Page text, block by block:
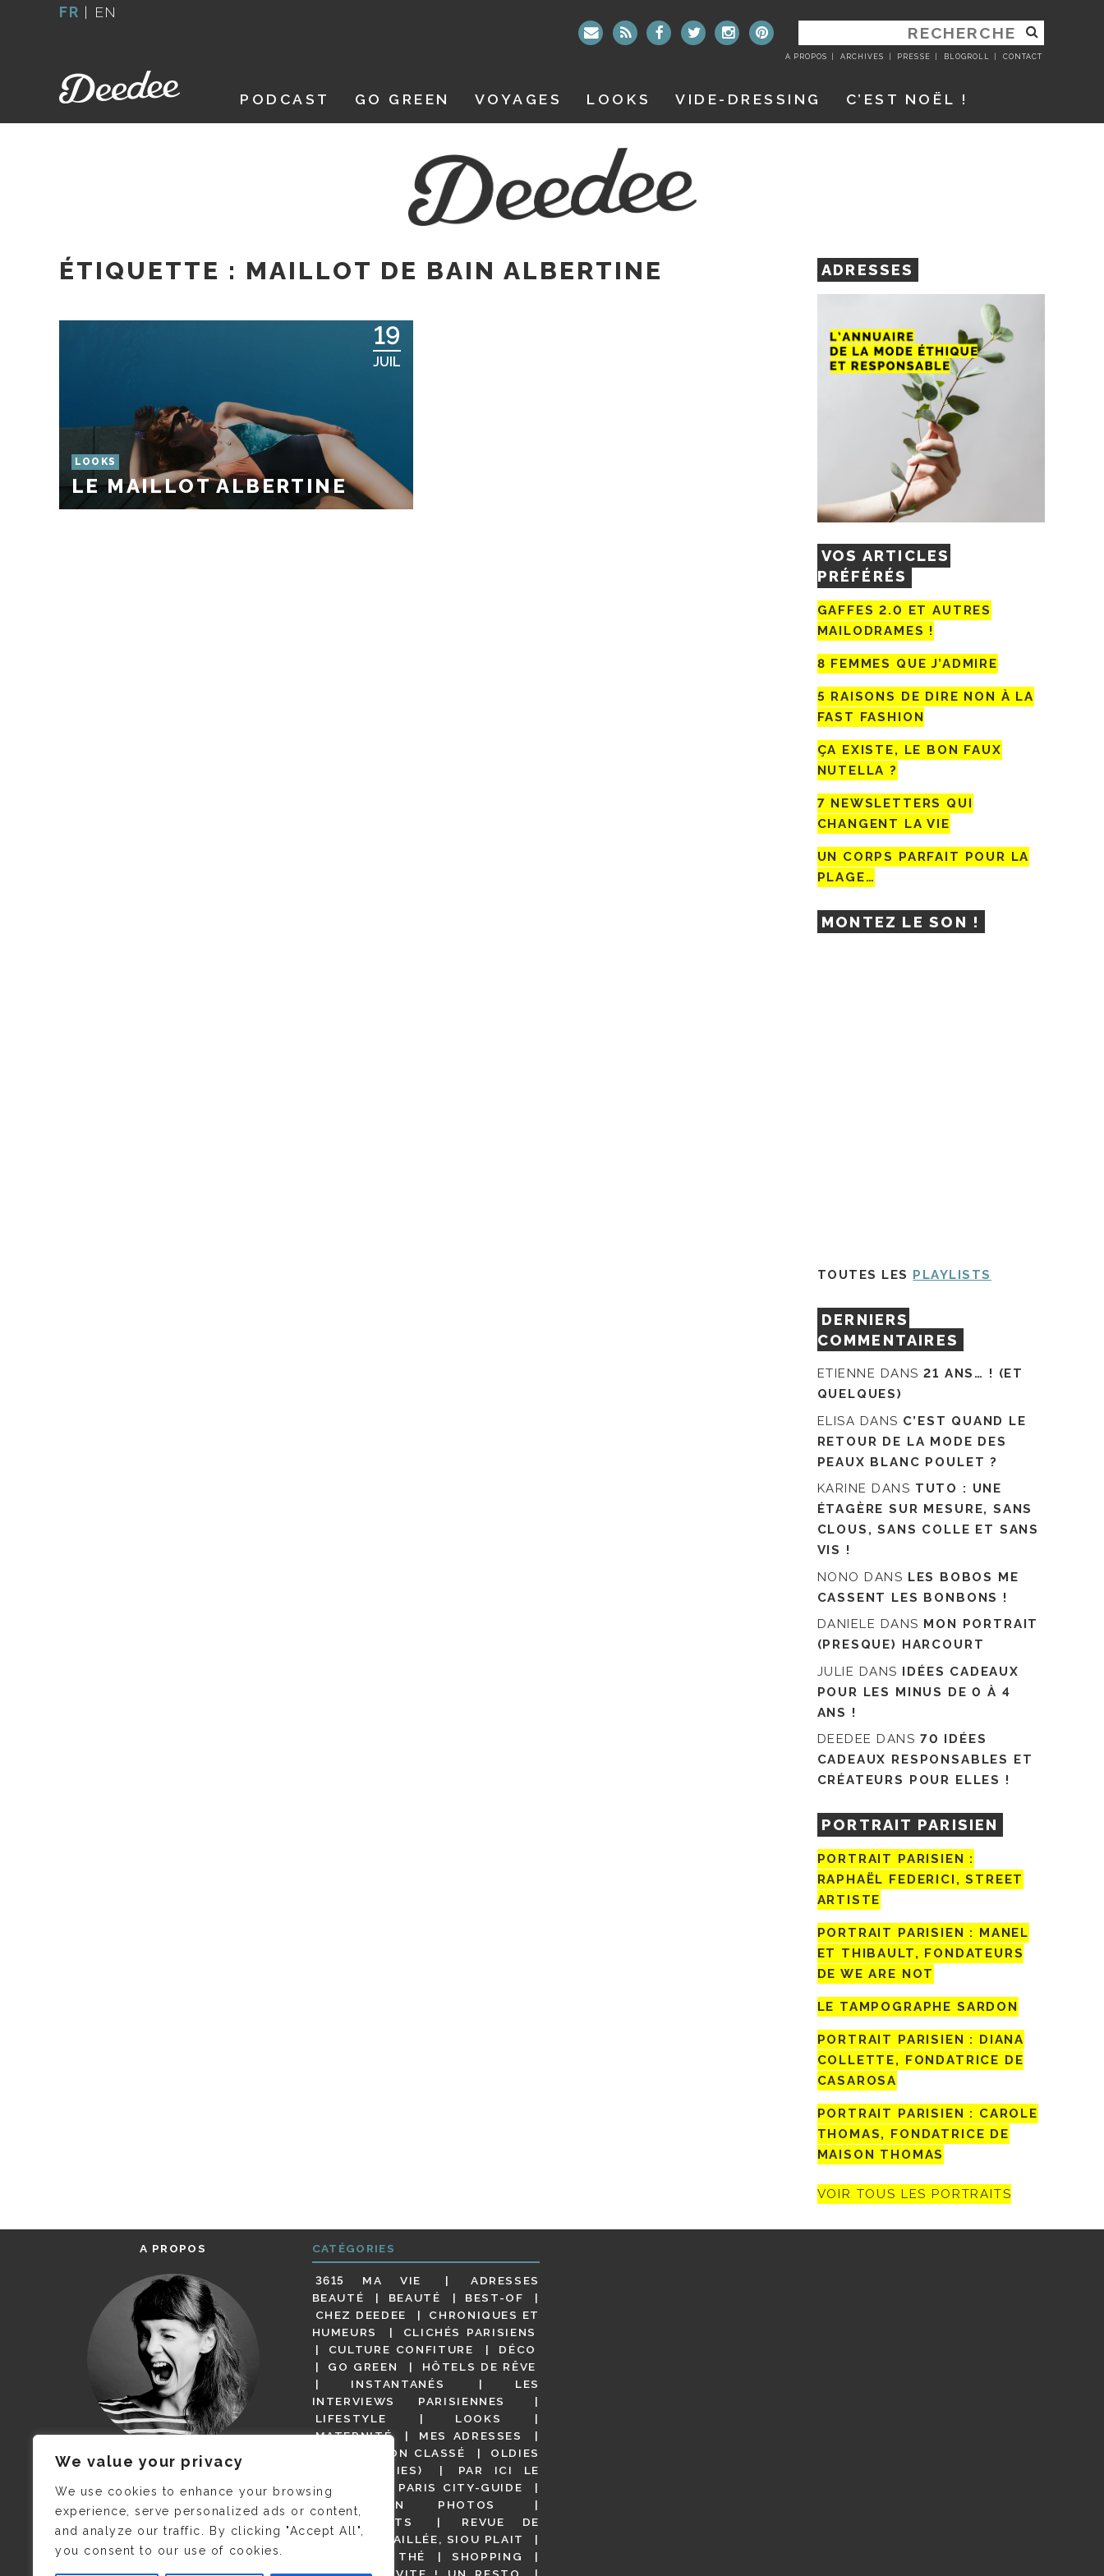
We value your privacy
We use cookies to enhance your browsing
experience, serve personalized ads or content,
and analyze our traffic. By clicking "Accept All",
you consent to our use of cookies.
FR | EN
RECHERCHER
:
A PROPOS ARCHIVES PRESSE BLOGROLL CONTACT
PODCAST GO GREEN VOYAGES LOOKS VIDE-DRESSING C’EST NOËL !
ÉTIQUETTE : MAILLOT DE BAIN ALBERTINE
19
JUIL
LOOKS
LE MAILLOT ALBERTINE
ADRESSES
VOS ARTICLES
PRÉFÉRÉS
GAFFES 2.0 ET AUTRES
MAILODRAMES !
8 FEMMES QUE J’ADMIRE
5 RAISONS DE DIRE NON À LA
FAST FASHION
ÇA EXISTE, LE BON FAUX
NUTELLA ?
7 NEWSLETTERS QUI
CHANGENT LA VIE
UN CORPS PARFAIT POUR LA
PLAGE…
MONTEZ LE SON !
TOUTES LES PLAYLISTS
DERNIERS
COMMENTAIRES
ETIENNE DANS21 ANS… ! (ET
QUELQUES)
ELISA DANS C’EST QUAND LE
RETOUR DE LA MODE DES
PEAUX BLANC POULET ?
KARINE DANS TUTO : UNE
ÉTAGÈRE SUR MESURE, SANS
CLOUS, SANS COLLE ET SANS
VIS !
NONO DANS LES BOBOS ME
CASSENT LES BONBONS !
DANIELE DANS MON PORTRAIT
(PRESQUE) HARCOURT
JULIE DANS IDÉES CADEAUX
POUR LES MINUS DE 0 À 4
ANS !
DEEDEE DANS 70 IDÉES
CADEAUX RESPONSABLES ET
CRÉATEURS POUR ELLES !
PORTRAIT PARISIEN
PORTRAIT PARISIEN :
RAPHAËL FEDERICI, STREET
ARTISTE
PORTRAIT PARISIEN : MANEL
ET THIBAULT, FONDATEURS
DE WE ARE NOT
LE TAMPOGRAPHE SARDON
PORTRAIT PARISIEN : DIANA
COLLETTE, FONDATRICE DE
CASAROSA
PORTRAIT PARISIEN : CAROLE
THOMAS, FONDATRICE DE
MAISON THOMAS
VOIR TOUS LES PORTRAITS
A PROPOS
JE M’APPELLE DELPHINE MAIS
C’EST ©CAMILLE COLLIN QUI A
PRIS CETTE PHOTO !
CATÉGORIES
3615 MA VIE
ADRESSES
BEAUTÉ
BEAUTÉ
BEST-OF
CHEZ DEEDEE
CHRONIQUES ET
HUMEURS
CLICHÉS PARISIENS
CULTURE CONFITURE
DÉCO
GO GREEN
HÔTELS DE RÊVE
INSTANTANÉS
LES
INTERVIEWS PARISIENNES
LIFESTYLE
LOOKS
MATERNITÉ
MES ADRESSES
NON CLASSÉ
OLDIES
(BUT GOODIES)
PAR ICI LE
MAGOT !
PARIS CITY-GUIDE
PARIS EN PHOTOS
RESTAURANTS
REVUE DE
PRESSE DÉTAILLÉE, SIOU PLAIT
SALONS DE THÉ
SHOPPING
VIDÉOS
VITE ! UN RESTO